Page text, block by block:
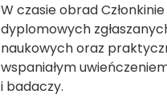
W czasie obrad
dyplomowych
naukowych oraz
wspaniałym
i badaczy.